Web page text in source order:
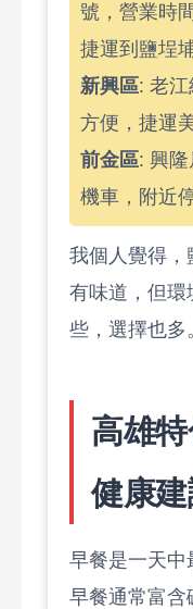
號，營業時
捷運到鹽埕
新興區: 老
方便，捷運
前金區: 興
機車，附近
我個人覺得，
有味道，但環
些，選擇也多
高雄
健康
早餐是一天中
早餐通常富含